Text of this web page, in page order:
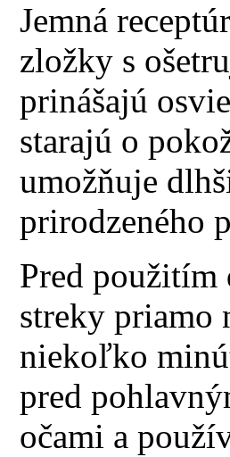
Jemná
zložky s
prinášajú
starajú o
umožňuje
prirodzeného
Pred použitím
streky priamo
niekoľko
pred
očami a